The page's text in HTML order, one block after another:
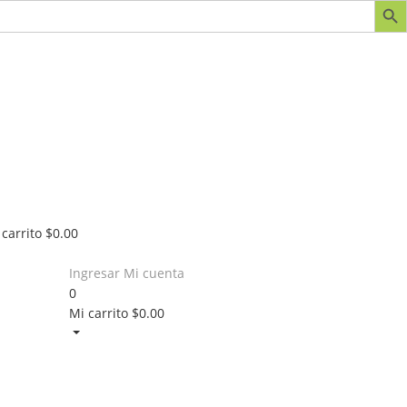
$0.00
Ingresar Mi cuenta
0
Mi carrito $0.00